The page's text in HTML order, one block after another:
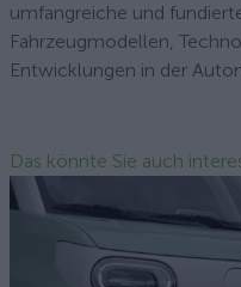
umfangreiche und
Fahrzeugmodellen,
Entwicklungen in der
Das könnte Sie auch